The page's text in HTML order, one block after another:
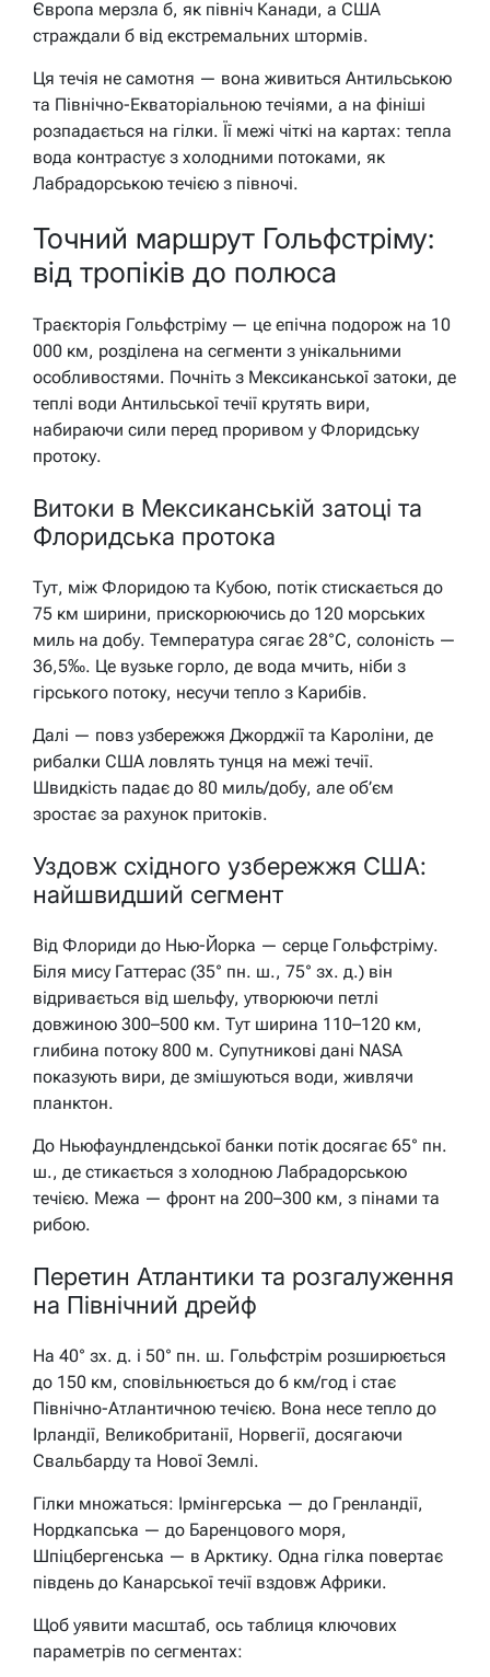
Європа мерзла б, як північ Канади, а США
страждали б від екстремальних штормів.
Ця течія не самотня — вона живиться Антильською
та Північно-Екваторіальною течіями, а на фініші
розпадається на гілки. Її межі чіткі на картах: тепла
вода контрастує з холодними потоками, як
Лабрадорською течією з півночі.
Точний маршрут Гольфстріму:
від тропіків до полюса
Траєкторія Гольфстріму — це епічна подорож на 10
000 км, розділена на сегменти з унікальними
особливостями. Почніть з Мексиканської затоки, де
теплі води Антильської течії крутять вири,
набираючи сили перед проривом у Флоридську
протоку.
Витоки в Мексиканській затоці та
Флоридська протока
Тут, між Флоридою та Кубою, потік стискається до
75 км ширини, прискорюючись до 120 морських
миль на добу. Температура сягає 28°C, солоність —
36,5‰. Це вузьке горло, де вода мчить, ніби з
гірського потоку, несучи тепло з Карибів.
Далі — повз узбережжя Джорджії та Кароліни, де
рибалки США ловлять тунця на межі течії.
Швидкість падає до 80 миль/добу, але об’єм
зростає за рахунок притоків.
Уздовж східного узбережжя США:
найшвидший сегмент
Від Флориди до Нью-Йорка — серце Гольфстріму.
Біля мису Гаттерас (35° пн. ш., 75° зх. д.) він
відривається від шельфу, утворюючи петлі
довжиною 300–500 км. Тут ширина 110–120 км,
глибина потоку 800 м. Супутникові дані NASA
показують вири, де змішуються води, живлячи
планктон.
До Ньюфаундлендської банки потік досягає 65° пн.
ш., де стикається з холодною Лабрадорською
течією. Межа — фронт на 200–300 км, з пінами та
рибою.
Перетин Атлантики та розгалуження
на Північний дрейф
На 40° зх. д. і 50° пн. ш. Гольфстрім розширюється
до 150 км, сповільнюється до 6 км/год і стає
Північно-Атлантичною течією. Вона несе тепло до
Ірландії, Великобританії, Норвегії, досягаючи
Свальбарду та Нової Землі.
Гілки множаться: Ірмінгерська — до Гренландії,
Нордкапська — до Баренцового моря,
Шпіцбергенська — в Арктику. Одна гілка повертає
південь до Канарської течії вздовж Африки.
Щоб уявити масштаб, ось таблиця ключових
параметрів по сегментах: